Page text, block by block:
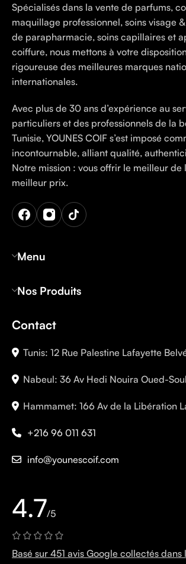
Spécialisés dans la vente de parfums,
maquillage professionnel, soins visage
de parapharmacie, soins capillaires et
coiffure, nous mettons à votre
rigoureuse des meilleures marques
internationales.
Avec plus de 30 ans d’expérience au
particuliers et des professionnels de la
Tunisie, YOUNES COIF s’est imposé
incontournable, alliant qualité,
Notre mission : vous offrir le meilleur de
meilleur prix.
Menu
Nos Produits
Contact
Tunis: 12 Rue Palestine Lafayette
Nabeul: 36 Av Hedi Nouira Oued-
Hammamet: 166 Av de la Libération
+216 96 011 631
info@younescoif.com
4.7/5
Basé sur 451 avis Google collectés